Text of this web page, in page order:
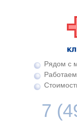
Рядом с
7